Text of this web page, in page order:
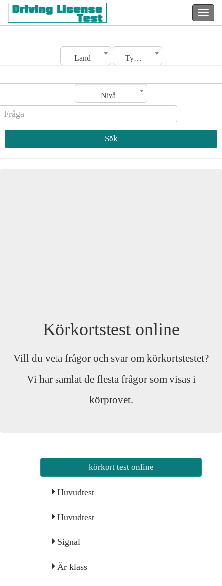
Land Typ av licens
Nivå
Sök
Körkortstest online
Vill du veta frågor och svar om körkortstestet?
Vi har samlat de flesta frågor som visas i
körprovet.
körkort test online
Huvudtest
Huvudtest
Signal
Är klass